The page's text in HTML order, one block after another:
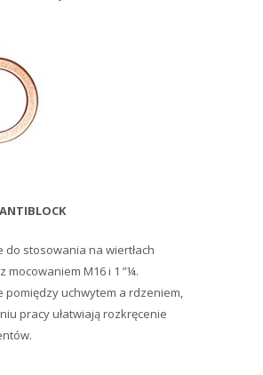
do stosowania na wiertłach
mocowaniem M16 i 1 ”¼.
pomiędzy uchwytem a rdzeniem,
pracy ułatwiają rozkręcenie